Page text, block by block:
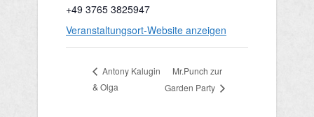
+49 3765 3825947
Veranstaltungsort-Website anzeigen
Antony Kalugin
& Olga
Mr.Punch zur
Garden Party